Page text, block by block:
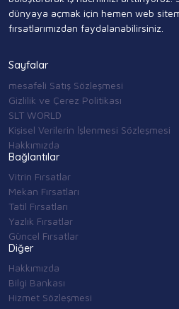
dünyaya açmak için hemen web
fırsatlarımızdan faydalanabilirsiniz.
Sayfalar
mesafeli Satış Sözleşmesi
Gizlilik ve Çerez Politikası
SLT WORLD
Kişisel Verilerin İşlenmesi Sözleşmesi
Hakkımızda
Bağlantılar
Vitrin Fırsatlar
Mekan Fırsatları
Tatil Fırsatları
Yazlık Fırsatlar
Güncel Fırsatlar
Diğer
Hakkımızda
Bilgi Bankası
Hizmet Sözleşmesi